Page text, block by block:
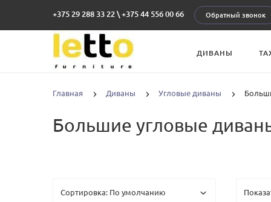
+375 29 288 33 22 \ +375 44 556 00 66 Обратный звонок
ДИВАНЫ
Главная Диваны Угловые диваны
Большие угловые